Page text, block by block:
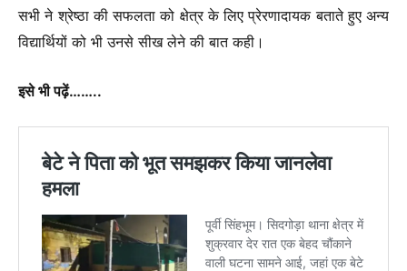
सभी ने श्रेष्ठा की सफलता को क्षेत्र के लिए प्रेरणादायक बताते हुए अन्य
विद्यार्थियों को भी उनसे सीख लेने की बात कही।
इसे भी पढ़ें……..